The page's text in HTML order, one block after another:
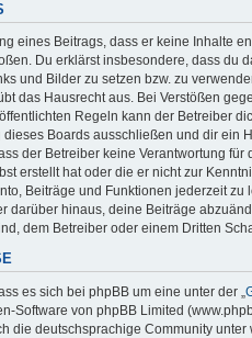
eines Beitrags, dass er keine Inhalte
Du erklärst insbesondere, dass du
und Bilder zu setzen bzw. zu
das Hausrecht aus. Bei Verstößen
Regeln kann der Betreiber
Boards ausschließen und dir ein
der Betreiber keine Verantwortung für
erstellt hat oder die er nicht zur
Beiträge und Funktionen jederzeit zu
darüber hinaus, deine Beiträge
dem Betreiber oder einem Dritten
es sich bei phpBB um eine unter der „
Software von phpBB Limited
die deutschsprachige Community unter